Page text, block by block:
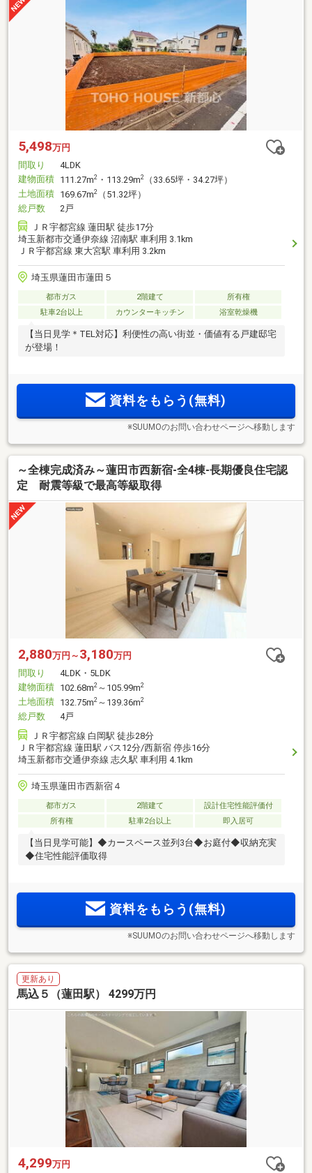
5,498万円
間取り
4LDK
建物面積 111.27m2 ・113.29m2
（33.65坪・34.27坪）
土地面積 169.67m2
（51.32坪）
総戸数
2戸
ＪＲ宇都宮線 蓮田駅 徒歩17分
埼玉新都市交通伊奈線 沼南駅 車利用 3.1km
ＪＲ宇都宮線 東大宮駅 車利用 3.2km
埼玉県蓮田市蓮田５
都市ガス 2階建て
所有権
駐車2台以上
カウンターキッチン 浴室乾燥機
【当日見学＊TEL対応】利便性の高い街並・価値有る戸建邸宅
が登場！
資料をもらう(無料)
※SUUMOのお問い合わせページへ移動します
～全棟完成済み～蓮田市西新宿-全4棟-長期優良住宅認
定 耐震等級で最高等級取得
2,880万円～ 3,180万円
間取り
4LDK・5LDK
建物面積 102.68m2 ～105.99m2
土地面積 132.75m2 ～139.36m2
総戸数
4戸
ＪＲ宇都宮線 白岡駅 徒歩28分
ＪＲ宇都宮線 蓮田駅 バス12分/西新宿 停歩16分
埼玉新都市交通伊奈線 志久駅 車利用 4.1km
埼玉県蓮田市西新宿４
都市ガス 2階建て
設計住宅性能評価付
所有権
駐車2台以上 即入居可
【当日見学可能】◆カースペース並列3台◆お庭付◆収納充実
◆住宅性能評価取得
資料をもらう(無料)
※SUUMOのお問い合わせページへ移動します
更新あり
馬込５（蓮田駅） 4299万円
4,299万円